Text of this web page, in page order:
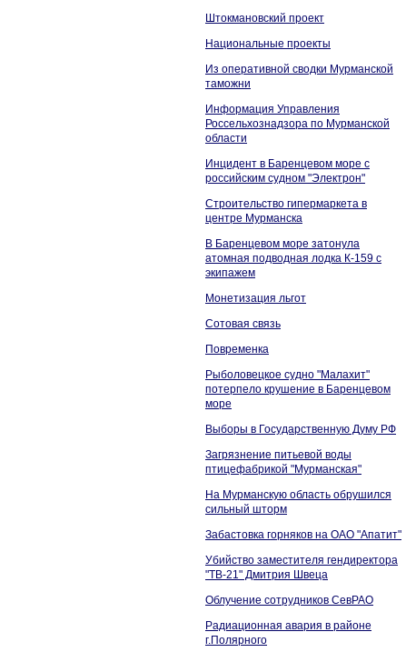
Штокмановский проект
Национальные проекты
Из оперативной сводки Мурманской
таможни
Информация Управления
Россельхознадзора по Мурманской
области
Инцидент в Баренцевом море с
российским судном "Электрон"
Строительство гипермаркета в
центре Мурманска
В Баренцевом море затонула
атомная подводная лодка К-159 с
экипажем
Монетизация льгот
Сотовая связь
Повременка
Рыболовецкое судно "Малахит"
потерпело крушение в Баренцевом
море
Выборы в Государственную Думу РФ
Загрязнение питьевой воды
птицефабрикой "Мурманская"
На Мурманскую область обрушился
сильный шторм
Забастовка горняков на ОАО "Апатит"
Убийство заместителя гендиректора
"ТВ-21" Дмитрия Швеца
Облучение сотрудников СевРАО
Радиационная авария в районе
г.Полярного